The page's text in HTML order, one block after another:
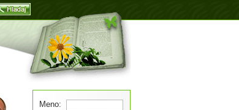
Meno: